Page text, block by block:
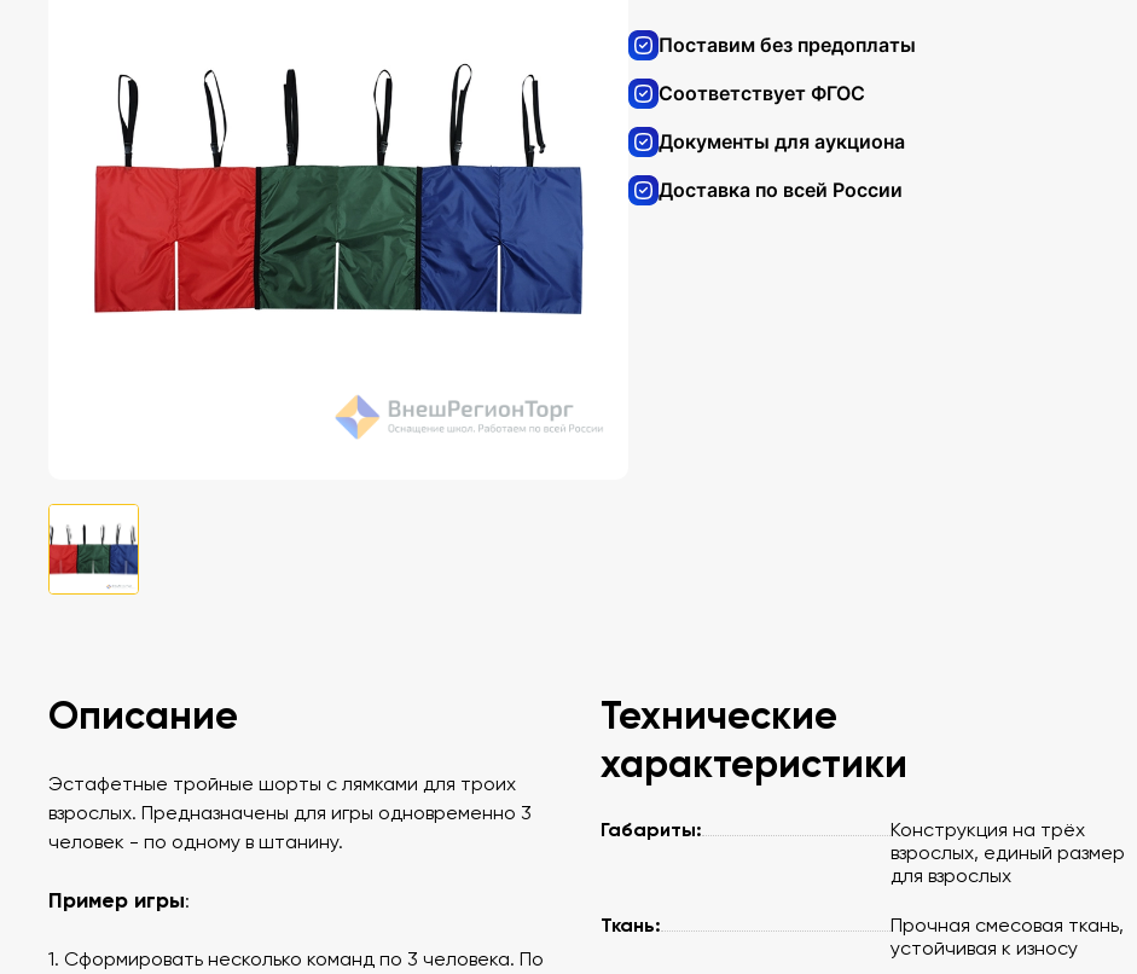
Поставим без предоплаты
Соответствует ФГОС
Документы для аукциона
Доставка по всей России
Описание
Эстафетные тройные шорты с лямками для троих
взрослых. Предназначены для игры одновременно 3
человек - по одному в штанину.
Пример игры:
1. Сформировать несколько команд по 3 человека. По
Технические
характеристики
Габариты:
Конструкция на трёх
взрослых, единый размер
для взрослых
Ткань:
Прочная смесовая ткань,
устойчивая к износу